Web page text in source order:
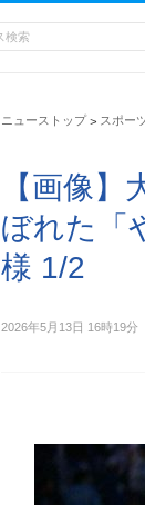
ニューストップ > スポー
【画像
ぼれた「
様 1/2
2026年5月13日 16時19分